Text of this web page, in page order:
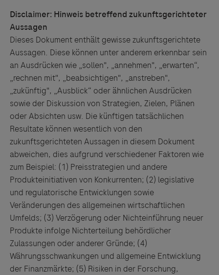
Disclaimer: Hinweis betreffend zukunftsgerichteter
Aussagen
Dieses Dokument enthält gewisse zukunftsgerichtete
Aussagen. Diese können unter anderem erkennbar sein
an Ausdrücken wie „sollen", „annehmen", „erwarten“,
„rechnen mit", „beabsichtigen", „anstreben",
„zukünftig", „Ausblick“ oder ähnlichen Ausdrücken
sowie der Diskussion von Strategien, Zielen, Plänen
oder Absichten usw. Die künftigen tatsächlichen
Resultate können wesentlich von den
zukunftsgerichteten Aussagen in diesem Dokument
abweichen, dies aufgrund verschiedener Faktoren wie
zum Beispiel: (1) Preisstrategien und andere
Produkteinitiativen von Konkurrenten; (2) legislative
und regulatorische Entwicklungen sowie
Veränderungen des allgemeinen wirtschaftlichen
Umfelds; (3) Verzögerung oder Nichteinführung neuer
Produkte infolge Nichterteilung behördlicher
Zulassungen oder anderer Gründe; (4)
Währungsschwankungen und allgemeine Entwicklung
der Finanzmärkte; (5) Risiken in der Forschung,